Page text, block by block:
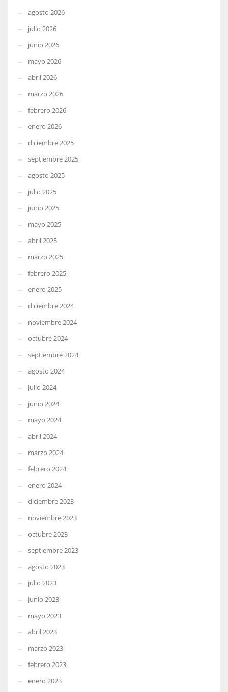
agosto 2026
julio 2026
junio 2026
mayo 2026
abril 2026
marzo 2026
febrero 2026
enero 2026
diciembre 2025
septiembre 2025
agosto 2025
julio 2025
junio 2025
mayo 2025
abril 2025
marzo 2025
febrero 2025
enero 2025
diciembre 2024
noviembre 2024
octubre 2024
septiembre 2024
agosto 2024
julio 2024
junio 2024
mayo 2024
abril 2024
marzo 2024
febrero 2024
enero 2024
diciembre 2023
noviembre 2023
octubre 2023
septiembre 2023
agosto 2023
julio 2023
junio 2023
mayo 2023
abril 2023
marzo 2023
febrero 2023
enero 2023